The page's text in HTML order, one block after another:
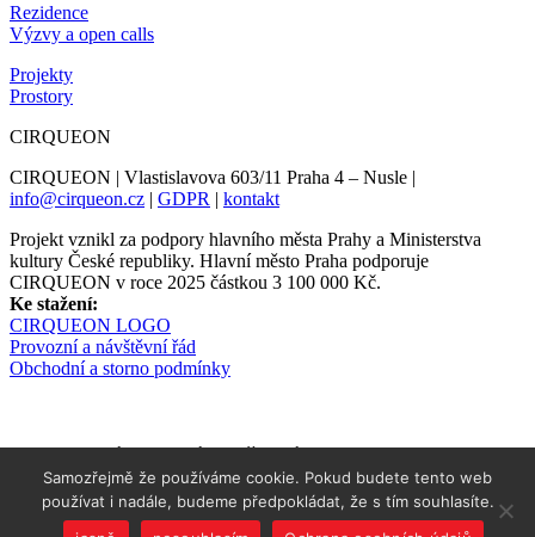
Rezidence
Výzvy a open calls
Projekty
Prostory
CIRQUEON
CIRQUEON | Vlastislavova 603/11 Praha 4 – Nusle |
info@cirqueon.cz | GDPR | kontakt
Projekt vznikl za podpory hlavního města Prahy a Ministerstva
kultury České republiky. Hlavní město Praha podporuje
CIRQUEON v roce 2025 částkou 3 100 000 Kč.
Ke stažení:
CIRQUEON LOGO
Provozní a návštěvní řád
Obchodní a storno podmínky
Newsletter informuje s předstihem
Samozřejmě že používáme cookie. Pokud budete tento web
používat i nadále, budeme předpokládat, že s tím souhlasíte.